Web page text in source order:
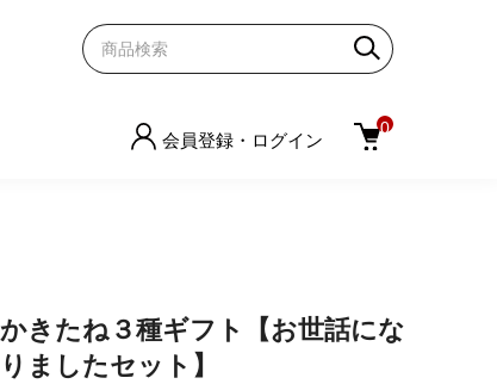
会員登録・ログイン
0
かきたね３種ギフト【お世話にな
りましたセット】